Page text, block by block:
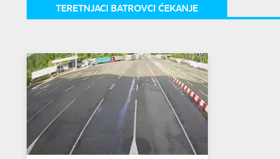
TERETNJACI BATROVCI ĆEKANJE